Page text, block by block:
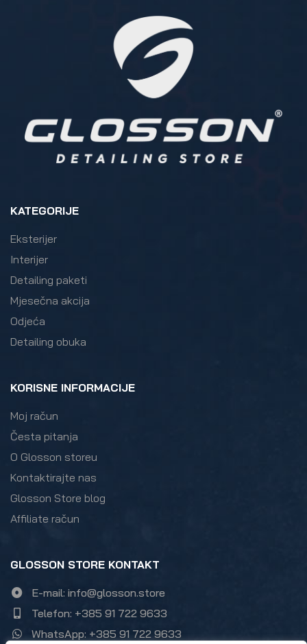
KATEGORIJE
Eksterijer
Interijer
Detailing paketi
Mjesečna akcija
Odjeća
Detailing obuka
KORISNE INFORMACIJE
Moj račun
Česta pitanja
O Glosson storeu
Kontaktirajte nas
Glosson Store blog
Affiliate račun
GLOSSON STORE KONTAKT
E-mail: info@glosson.store
Telefon: +385 91 722 9633
WhatsApp: +385 91 722 9633